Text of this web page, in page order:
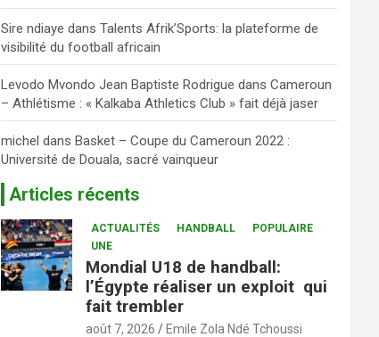
Sire ndiaye dansTalents Afrik’Sports: la plateforme de
visibilité du football africain
Levodo Mvondo Jean Baptiste Rodrigue dansCameroun
– Athlétisme : « Kalkaba Athletics Club » fait déjà jaser
michel dansBasket – Coupe du Cameroun 2022 :
Université de Douala, sacré vainqueur
Articles récents
ACTUALITÉS HANDBALL
POPULAIRE
UNE
Mondial U18 de handball:
l’Égypte réaliser un exploit qui
fait trembler
août 7, 2026 Emile Zola Ndé Tchoussi